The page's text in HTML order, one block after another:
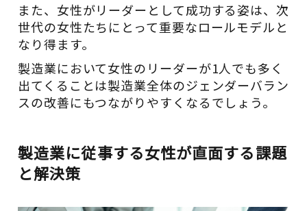
また、女性がリーダーとして成功する姿は、次
世代の女性たちにとって重要なロールモデルと
なり得ます。
製造業において女性のリーダーが1人でも多く
出てくることは製造業全体のジェンダーバラン
スの改善にもつながりやすくなるでしょう。
製造業に従事する女性が直面する課題
と解決策